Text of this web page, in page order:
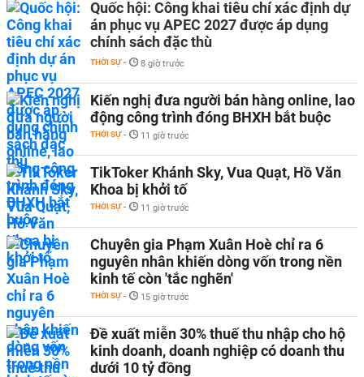
Quốc hội: Công khai tiêu chí xác định dự
án phục vụ APEC 2027 được áp dụng
chính sách đặc thù
THỜI SỰ - 8 giờ trước
Kiến nghị đưa người bán hàng online, lao
động công trình đóng BHXH bắt buộc
THỜI SỰ - 11 giờ trước
TikToker Khánh Sky, Vua Quạt, Hồ Văn
Khoa bị khởi tố
THỜI SỰ - 11 giờ trước
Chuyên gia Phạm Xuân Hoè chỉ ra 6
nguyên nhân khiến dòng vốn trong nền
kinh tế còn 'tắc nghẽn'
THỜI SỰ - 15 giờ trước
Đề xuất miễn 30% thuế thu nhập cho hộ
kinh doanh, doanh nghiệp có doanh thu
dưới 10 tỷ đồng